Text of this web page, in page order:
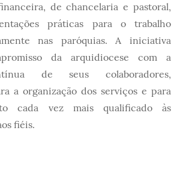
de chancelaria e pastoral,
práticas para o trabalho
nas paróquias. A iniciativa
da arquidiocese com a
de seus colaboradores,
a organização dos serviços e para
cada vez mais qualificado às
fiéis.